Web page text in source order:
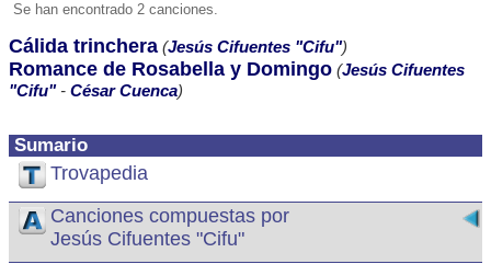
Se han encontrado 2 canciones.
Sumario
Trovapedia
Canciones compuestas por
Jesús Cifuentes "Cifu"
Cálida trinchera (Jesús Cifuentes "Cifu")
Romance de Rosabella y Domingo (Jesús Cifuentes
"Cifu"- César Cuenca)